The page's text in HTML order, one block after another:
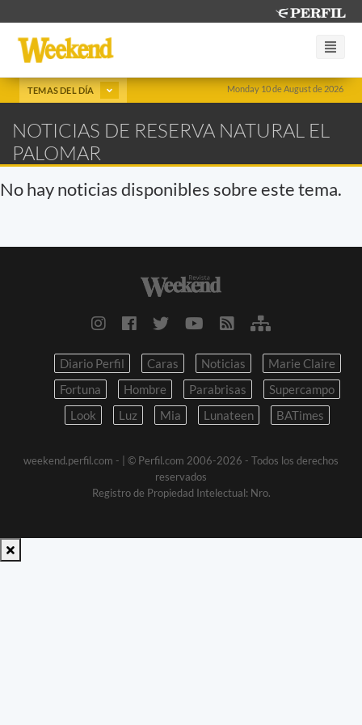
Monday 10 de August de 2026
TEMAS DEL DÍA
NOTICIAS DE RESERVA NATURAL EL
PALOMAR
No hay noticias disponibles sobre este tema.
Diario Perfil Caras Noticias
Marie Claire
Fortuna
Hombre Parabrisas
Supercampo
Look
Luz Mia Lunateen BATimes
weekend.perfil.com -
| © Perfil.com 2006-2026 - Todos los derechos
reservados
Registro de Propiedad Intelectual: Nro.